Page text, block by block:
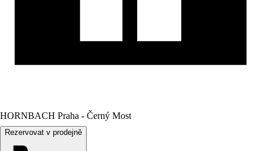
HORNBACH Praha - Černý Most
Rezervovat v prodejně